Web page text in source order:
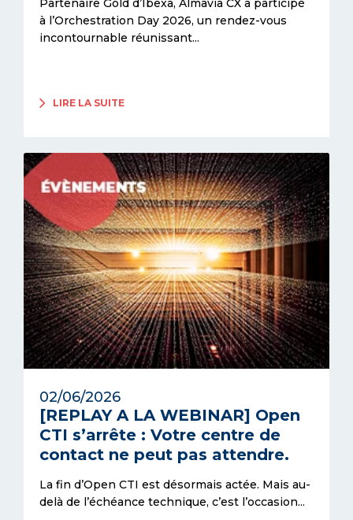
Partenaire Gold d’Ibexa, Almavia CX a participé
à l’Orchestration Day 2026, un rendez-vous
incontournable réunissant...
LIRE LA SUITE
02/06/2026
[REPLAY A LA WEBINAR] Open
CTI s’arrête : Votre centre de
contact ne peut pas attendre.
La fin d’Open CTI est désormais actée. Mais au-
delà de l’échéance technique, c’est l’occasion...